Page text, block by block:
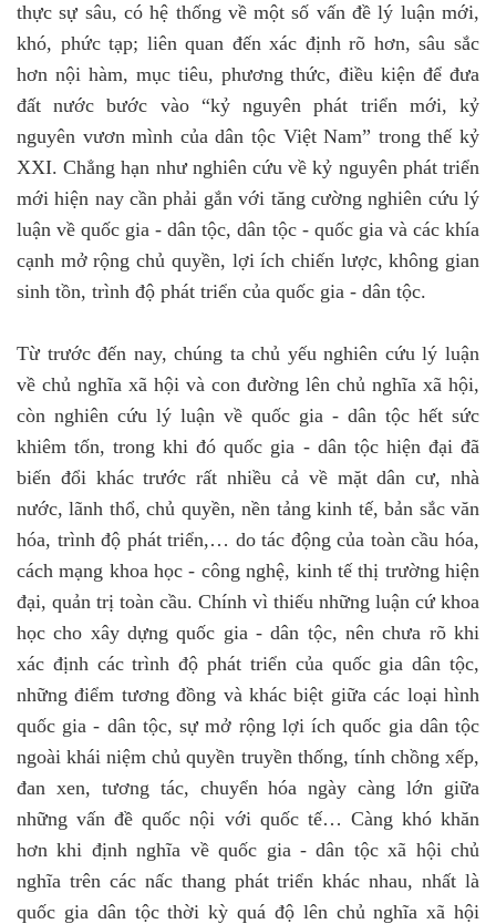
thực sự sâu, có hệ thống về một số vấn đề lý luận mới,
khó, phức tạp; liên quan đến xác định rõ hơn, sâu sắc
hơn nội hàm, mục tiêu, phương thức, điều kiện để đưa
đất nước bước vào “kỷ nguyên phát triển mới, kỷ
nguyên vươn mình của dân tộc Việt Nam” trong thế kỷ
XXI. Chẳng hạn như nghiên cứu về kỷ nguyên phát triển
mới hiện nay cần phải gắn với tăng cường nghiên cứu lý
luận về quốc gia - dân tộc, dân tộc - quốc gia và các khía
cạnh mở rộng chủ quyền, lợi ích chiến lược, không gian
sinh tồn, trình độ phát triển của quốc gia - dân tộc.
Từ trước đến nay, chúng ta chủ yếu nghiên cứu lý luận
về chủ nghĩa xã hội và con đường lên chủ nghĩa xã hội,
còn nghiên cứu lý luận về quốc gia - dân tộc hết sức
khiêm tốn, trong khi đó quốc gia - dân tộc hiện đại đã
biến đổi khác trước rất nhiều cả về mặt dân cư, nhà
nước, lãnh thổ, chủ quyền, nền tảng kinh tế, bản sắc văn
hóa, trình độ phát triển,… do tác động của toàn cầu hóa,
cách mạng khoa học - công nghệ, kinh tế thị trường hiện
đại, quản trị toàn cầu. Chính vì thiếu những luận cứ khoa
học cho xây dựng quốc gia - dân tộc, nên chưa rõ khi
xác định các trình độ phát triển của quốc gia dân tộc,
những điểm tương đồng và khác biệt giữa các loại hình
quốc gia - dân tộc, sự mở rộng lợi ích quốc gia dân tộc
ngoài khái niệm chủ quyền truyền thống, tính chồng xếp,
đan xen, tương tác, chuyển hóa ngày càng lớn giữa
những vấn đề quốc nội với quốc tế… Càng khó khăn
hơn khi định nghĩa về quốc gia - dân tộc xã hội chủ
nghĩa trên các nấc thang phát triển khác nhau, nhất là
quốc gia dân tộc thời kỳ quá độ lên chủ nghĩa xã hội